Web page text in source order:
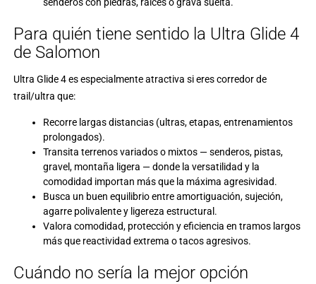
Para quién tiene sentido la Ultra Glide 4
de Salomon
Ultra Glide 4 es especialmente atractiva si eres corredor de
trail/ultra que:
Recorre largas distancias (ultras, etapas, entrenamientos
prolongados).
Transita terrenos variados o mixtos — senderos, pistas,
gravel, montaña ligera — donde la versatilidad y la
comodidad importan más que la máxima agresividad.
Busca un buen equilibrio entre amortiguación, sujeción,
agarre polivalente y ligereza estructural.
Valora comodidad, protección y eficiencia en tramos largos
más que reactividad extrema o tacos agresivos.
Cuándo no sería la mejor opción